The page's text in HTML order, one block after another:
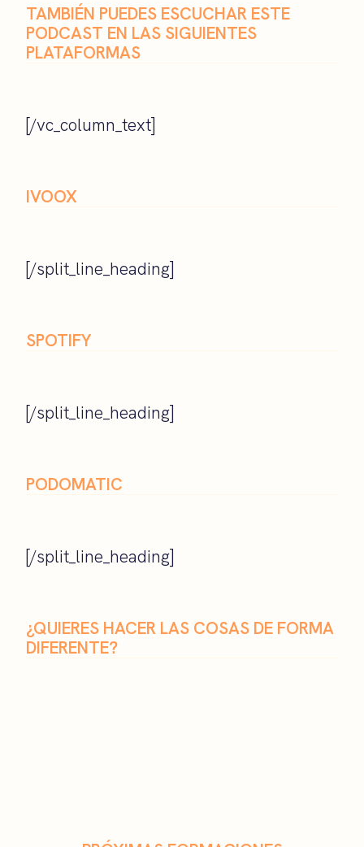
TAMBIÉN PUEDES ESCUCHAR ESTE
PODCAST EN LAS SIGUIENTES
PLATAFORMAS
[/vc_column_text]
IVOOX
[/split_line_heading]
SPOTIFY
[/split_line_heading]
PODOMATIC
[/split_line_heading]
¿QUIERES HACER LAS COSAS DE FORMA
DIFERENTE?